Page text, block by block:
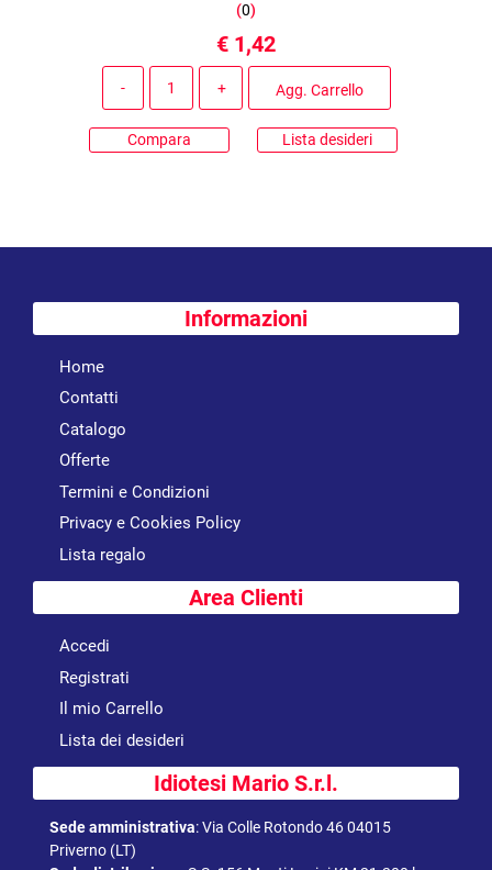
(0)
€ 1,42
Agg. Carrello
Compara Lista desideri
Informazioni
Home
Contatti
Catalogo
Offerte
Termini e Condizioni
Privacy e Cookies Policy
Lista regalo
Area Clienti
Accedi
Registrati
Il mio Carrello
Lista dei desideri
Idiotesi Mario S.r.l.
Sede amministrativa:Via Colle Rotondo 46 04015
Priverno (LT)